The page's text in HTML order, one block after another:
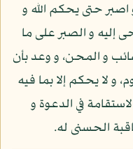
اصبر حتى يحكم الله و
إليه و الصبر على ما
و المحن، و وعد بأن
و لا يحكم إلا بما فيه
في الدعوة و
الحسنى له.